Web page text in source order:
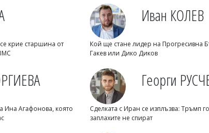
самоделно
крие старшина от
Иван КОЛЕВ
Кой ще стане лидер на Прогресивна
Гакев или Дико Диков
Ина Агафонова, която
Георги
Сделката с Иран се изплъзва: Тръмп
заплахите не спират